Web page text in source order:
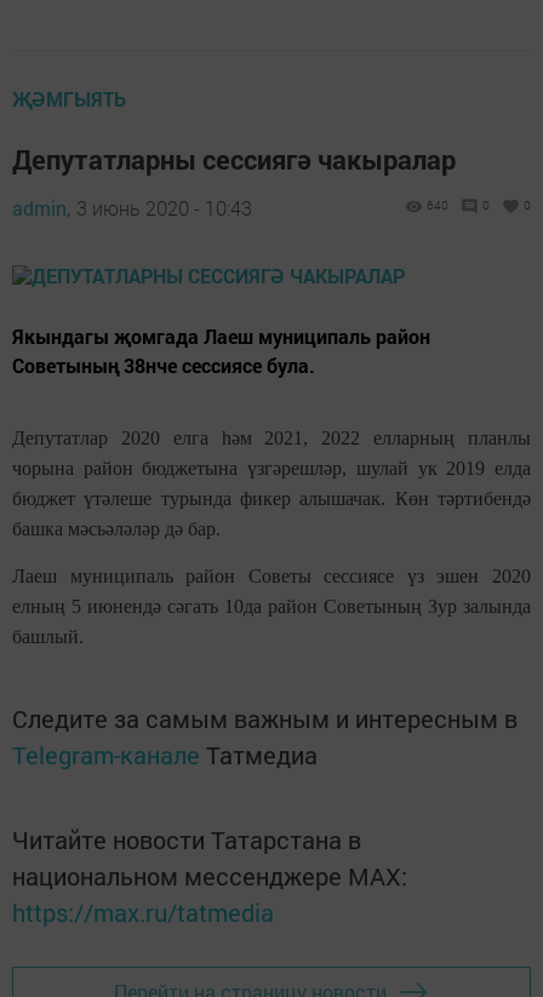
ҖӘМГЫЯТЬ
Депутатларны сессиягә чакыралар
admin, 3 июнь 2020 - 10:43 640 0 0
Якындагы җомгада Лаеш муниципаль район
Советының 38нче сессиясе була.
Депутатлар 2020 елга һәм 2021, 2022 елларның планлы
чорына район бюджетына үзгәрешләр, шулай ук 2019 елда
бюджет үтәлеше турында фикер алышачак. Көн тәртибендә
башка мәсьәләләр дә бар.
Лаеш муниципаль район Советы сессиясе үз эшен 2020
елның 5 июнендә сәгать 10да район Советының Зур залында
башлый.
Следите за самым важным и интересным в
Telegram-канале Татмедиа
Читайте новости Татарстана в
национальном мессенджере MАХ:
https://max.ru/tatmedia
Перейти на страницу новости